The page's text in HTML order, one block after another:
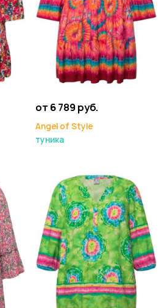
от 6 789 руб.
Angel of Style
туника